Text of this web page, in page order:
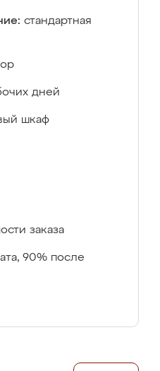
стандартная
дней
шкаф
заказа
90% после